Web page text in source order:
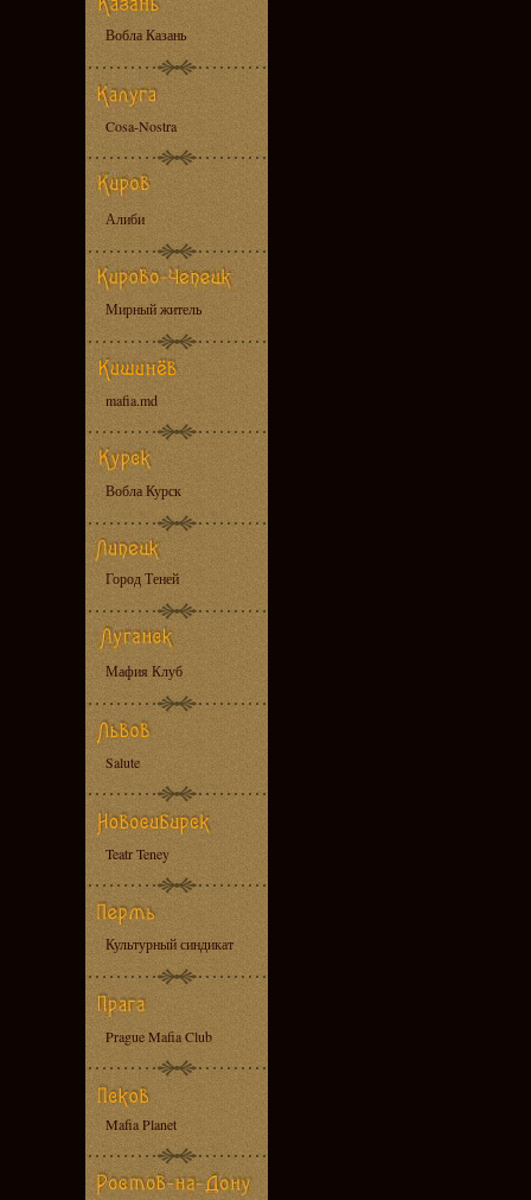
Вобла Казань
Cosa-Nostra
Алиби
Мирный житель
mafia.md
Вобла Курск
Город Теней
Мафия Клуб
Salute
Teatr Teney
Культурный синдикат
Prague Mafia Club
Mafia Planet